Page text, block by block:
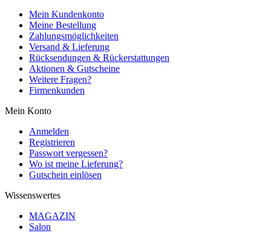
Mein Kundenkonto
Meine Bestellung
Zahlungsmöglichkeiten
Versand & Lieferung
Rücksendungen & Rückerstattungen
Aktionen & Gutscheine
Weitere Fragen?
Firmenkunden
Mein Konto
Anmelden
Registrieren
Passwort vergessen?
Wo ist meine Lieferung?
Gutschein einlösen
Wissenswertes
MAGAZIN
Salon